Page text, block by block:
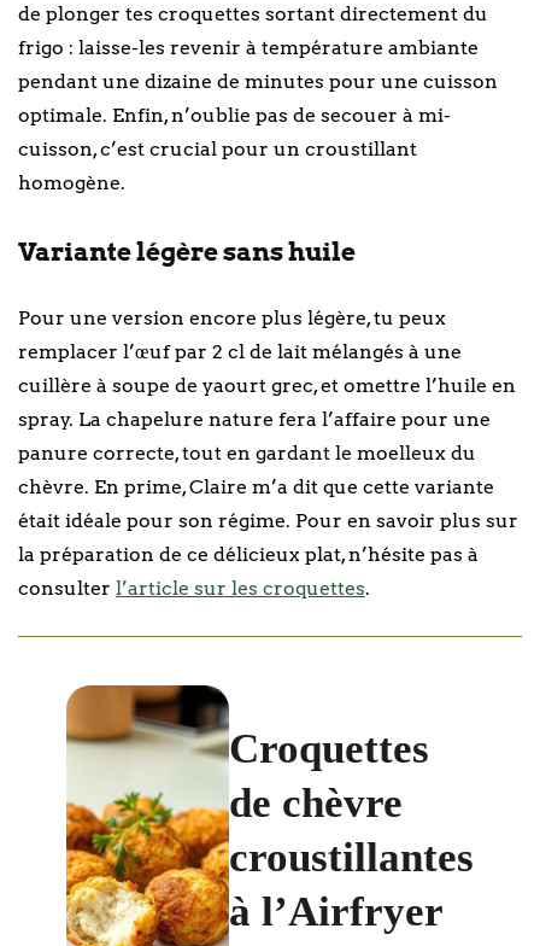
de plonger tes croquettes sortant directement du
frigo : laisse-les revenir à température ambiante
pendant une dizaine de minutes pour une cuisson
optimale. Enfin, n’oublie pas de secouer à mi-
cuisson, c’est crucial pour un croustillant
homogène.
Variante légère sans huile
Pour une version encore plus légère, tu peux
remplacer l’œuf par 2 cl de lait mélangés à une
cuillère à soupe de yaourt grec, et omettre l’huile en
spray. La chapelure nature fera l’affaire pour une
panure correcte, tout en gardant le moelleux du
chèvre. En prime, Claire m’a dit que cette variante
était idéale pour son régime. Pour en savoir plus sur
la préparation de ce délicieux plat, n’hésite pas à
consulter l’article sur les croquettes.
Croquettes
de chèvre
croustillantes
à l’Airfryer